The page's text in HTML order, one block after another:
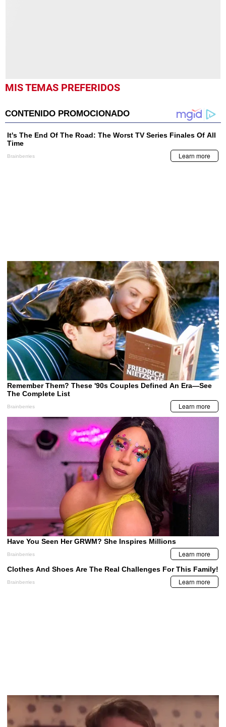
MIS TEMAS PREFERIDOS